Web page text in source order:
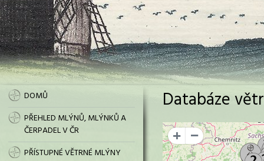
DOMŮ
PŘEHLED MLÝNŮ, MLÝNKŮ A
ČERPADEL V ČR
PŘÍSTUPNÉ VĚTRNÉ MLÝNY
Databáze
+